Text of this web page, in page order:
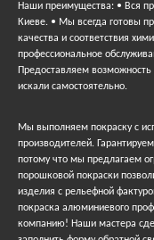
Наши преимущества: • Вся
Киеве. • Мы всегда готовы
качества и соответствия
профессиональное
Предоставляем
искали самостоятельно.
Мы выполняем покраску с
производителей.
потому что мы предлагаем
порошковой покраски
изделия с рельефной
покраска алюминиевого
компанию! Наши мастера